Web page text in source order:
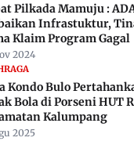
Pilkada Mamuju :
Infrastuktur,
Klaim Program Gagal
2024
Kondo Bulo
Bola di Porseni HUT
Kalumpang
2025